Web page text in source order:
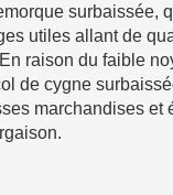
surbaissée,
utiles allant de
raison du faible
de cygne
marchandises et